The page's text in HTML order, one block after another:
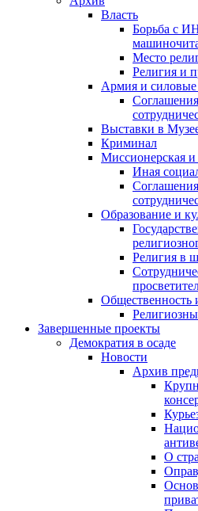
Власть
Борьба с
Место
Религия и
Армия и силовые
Выставки в
Криминал
Миссионерская и
Иная
Образование и
Религия в
Завершенные проекты
Демократия в осаде
Новости
Архив
О